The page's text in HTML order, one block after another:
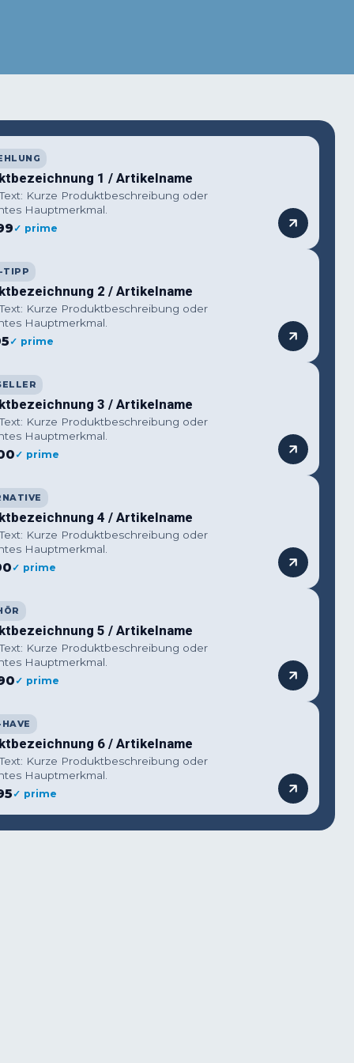
1 / Artikelname
Kurze Produktbeschreibung oder
Hauptmerkmal.
✓ prime
TIPP
2 / Artikelname
Kurze Produktbeschreibung oder
Hauptmerkmal.
✓ prime
3 / Artikelname
Kurze Produktbeschreibung oder
Hauptmerkmal.
✓ prime
4 / Artikelname
Kurze Produktbeschreibung oder
Hauptmerkmal.
✓ prime
5 / Artikelname
Kurze Produktbeschreibung oder
Hauptmerkmal.
✓ prime
6 / Artikelname
Kurze Produktbeschreibung oder
Hauptmerkmal.
✓ prime